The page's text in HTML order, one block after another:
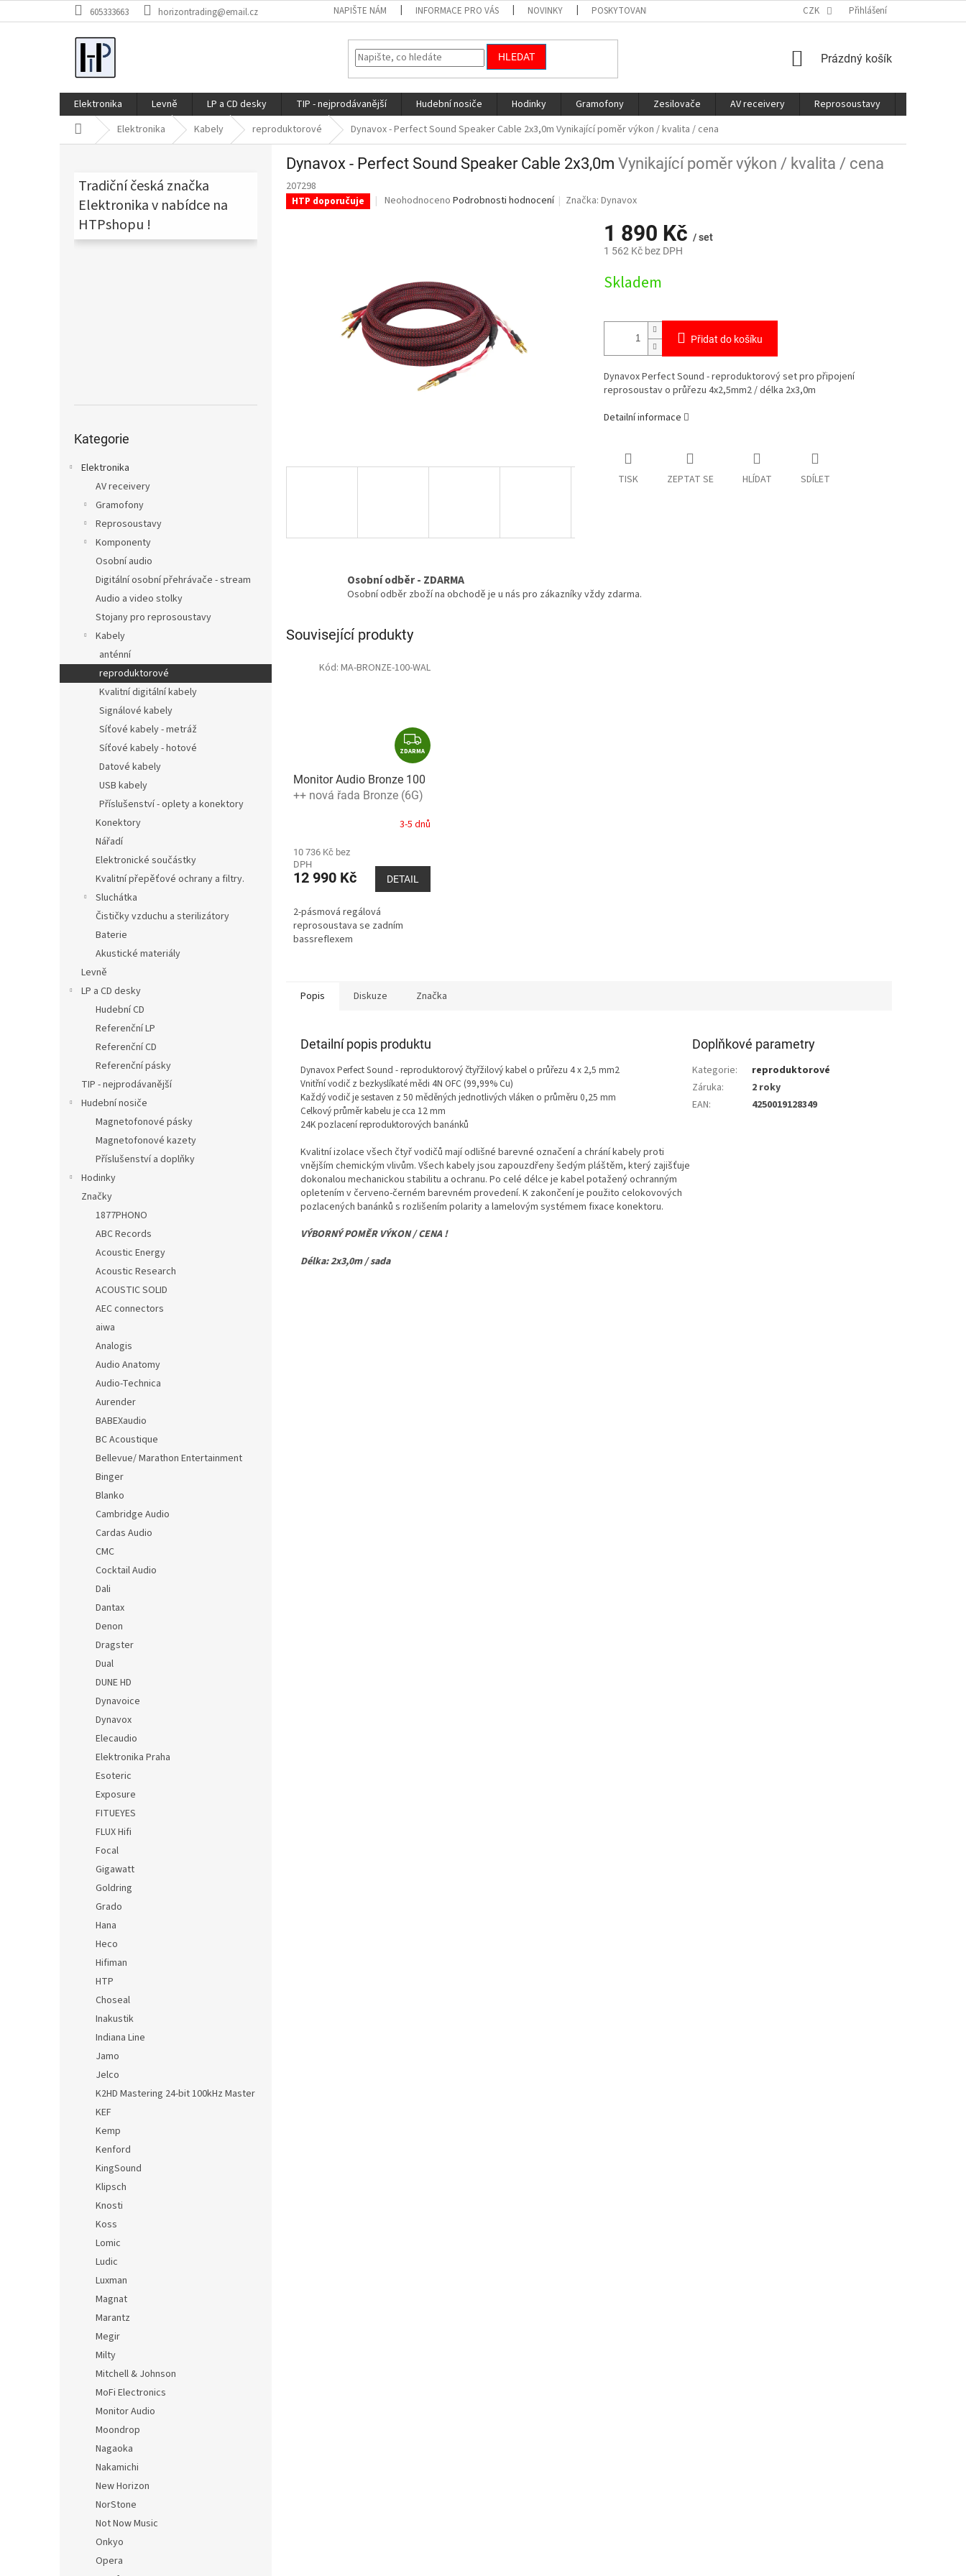
na
605333663 horizontrading@email.cz NAPIŠTE NÁM INFORMACE PRO VÁS NOVINKY POSKYTOVANÉ SLUŽBY CZK Přihlášení
HLEDAT
NÁKUPNÍ
Prázdný košík
Elektronika Levně LP a CD desky TIP - nejprodávanější Hudební nosiče Hodinky Gramofony Zesilovače AV receivery Reprosoustavy
Domů Elektronika Kabely reproduktorové Dynavox - Perfect Sound Speaker Cable 2x3,0m Vynikající poměr výkon / kvalita / cena
Tradiční česká značka
Elektronika v nabídce na
HTPshopu !
kategorie
Kategorie
Elektronika
AV receivery
Gramofony
Reprosoustavy
Komponenty
Osobní audio
Digitální osobní přehrávače - stream
Audio a video stolky
Stojany pro reprosoustavy
Kabely
anténní
reproduktorové
Kvalitní digitální kabely
Signálové kabely
Síťové kabely - metráž
Síťové kabely - hotové
Datové kabely
USB kabely
Příslušenství - oplety a konektory
Konektory
Nářadí
Elektronické součástky
Kvalitní přepěťové ochrany a filtry.
Sluchátka
Čističky vzduchu a sterilizátory
Baterie
Akustické materiály
Levně
LP a CD desky
Hudební CD
Referenční LP
Referenční CD
Referenční pásky
TIP - nejprodávanější
Hudební nosiče
Magnetofonové pásky
Magnetofonové kazety
Příslušenství a doplňky
Hodinky
Značky
1877PHONO
ABC Records
Acoustic Energy
Acoustic Research
ACOUSTIC SOLID
AEC connectors
aiwa
Analogis
Audio Anatomy
Audio-Technica
Aurender
BABEXaudio
BC Acoustique
Bellevue/ Marathon Entertainment
Binger
Blanko
Cambridge Audio
Cardas Audio
CMC
Cocktail Audio
Dali
Dantax
Denon
Dragster
Dual
DUNE HD
Dynavoice
Dynavox
Elecaudio
Elektronika Praha
Esoteric
Exposure
FITUEYES
FLUX Hifi
Focal
Gigawatt
Goldring
Grado
Hana
Heco
Hifiman
HTP
Choseal
Inakustik
Indiana Line
Jamo
Jelco
K2HD Mastering 24-bit 100kHz Master
KEF
Kemp
Kenford
KingSound
Klipsch
Knosti
Koss
Lomic
Ludic
Luxman
Magnat
Marantz
Megir
Milty
Mitchell & Johnson
MoFi Electronics
Monitor Audio
Moondrop
Nagaoka
Nakamichi
New Horizon
NorStone
Not Now Music
Onkyo
Opera
Dynavox - Perfect Sound Speaker Cable 2x3,0m Vynikající poměr výkon / kvalita / cena
207298
HTP doporučuje
Průměrné
hvězdiček.
Neohodnoceno Podrobnosti hodnocení Značka:Dynavox
1 890 Kč / set
1 562 Kč bez DPH
cena:
Skladem
Přidat do košíku
Dynavox Perfect Sound - reproduktorový set pro připojení
reprosoustav o průřezu 4x2,5mm2 / délka 2x3,0m
Detailní informace
TISK ZEPTAT SE HLÍDAT SDÍLET
Osobní odběr - ZDARMA
Osobní odběr zboží na obchodě je u nás pro zákazníky vždy zdarma.
Související produkty
Z
D
A
R
M
A
ZDARMA
Monitor Audio Bronze 100
++ nová řada Bronze (6G)
3-5 dnů
10 736 Kč bez
DPH
12 990 Kč DETAIL
2-pásmová regálová
reprosoustava se zadním
bassreflexem
Kód: MA-BRONZE-100-WAL
Popis Diskuze Značka
Detailní popis produktu
Dynavox Perfect Sound - reproduktorový čtyřžilový kabel o průřezu 4 x 2,5 mm2
Vnitřní vodič z bezkyslíkaté mědi 4N OFC (99,99% Cu)
Každý vodič je sestaven z 50 měděných jednotlivých vláken o průměru 0,25 mm
Celkový průměr kabelu je cca 12 mm
24K pozlacení reproduktorových banánků
Kvalitní izolace všech čtyř vodičů mají odlišné barevné označení a chrání kabely proti
vnějším chemickým vlivům. Všech kabely jsou zapouzdřeny šedým pláštěm, který zajišťuje
dokonalou mechanickou stabilitu a ochranu. Po celé délce je kabel potažený ochranným
opletením v červeno-černém barevném provedení. K zakončení je použito celokovových
pozlacených banánků s rozlišením polarity a lamelovým systémem fixace konektoru.
VÝBORNÝ POMĚR VÝKON / CENA !
Délka: 2x3,0m / sada
Doplňkové parametry
Kategorie:
reproduktorové
Záruka:
2 roky
EAN: 4250019128349